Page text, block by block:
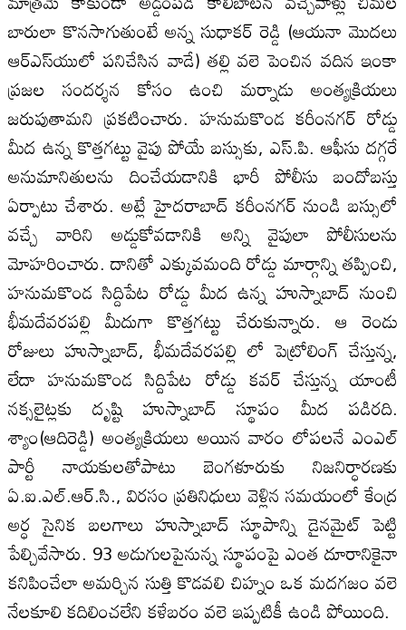
బారులా కొనసాగుతుంటే అన్న సుధాకర్‌ రెడ్డి (ఆయనా మొదలు
ఆర్‌ఎస్‌యులో పనిచేసిన వాడే) తల్లి వలె పెంచిన వదిన ఇంకా
ప్రజల సందర్శన కోసం ఉంచి మర్నాడు అంత్యక్రియలు
జరుపుతామని ప్రకటించారు. హనుమకొండ కరీంనగర్‌ రోడ్డు
మీద ఉన్న కొత్తగట్టు వైపు పోయే బస్సుకు, ఎస్‌.పి. ఆఫీసు దగ్గరే
అనుమానితులను దించేయడానికి భారీ పోలీసు బందోబస్తు
ఏర్పాటు చేశారు. అట్లే హైదరాబాద్‌ కరీంనగర్‌ నుండి బస్సులో
వచ్చే వారిని అడ్డుకోవడానికి అన్ని వైపులా పోలీసులను
మోహరించారు. దానితో ఎక్కువమంది రోడ్డు మార్గాన్ని తప్పించి,
హనుమకొండ సిద్దిపేట రోడ్డు మీద ఉన్న హుస్నాబాద్‌ నుంచి
భీమదేవరపల్లి మీదుగా కొత్తగట్టు చేరుకున్నారు. ఆ రెండు
రోజులు హుస్నాబాద్‌, భీమదేవరపల్లి లో పెట్రోలింగ్‌ చేస్తున్న,
లేదా హనుమకొండ సిద్దిపేట రోడ్డు కవర్‌ చేస్తున్న యాంటీ
నక్సలైట్లకు దృష్టి హుస్నాబాద్‌ స్థూపం మీద పడిరది.
శ్యాం(ఆదిరెడ్డి) అంత్యక్రియలు అయిన వారం లోపలనే ఎంఎల్‌
పార్టీ నాయకులతోపాటు బెంగళూరుకు నిజనిర్ధారణకు
ఏ.ఐ.ఎల్‌.ఆర్‌.సి., విరసం ప్రతినిధులు వెళ్లిన సమయంలో కేంద్ర
అర్ధ సైనిక బలగాలు హుస్నాబాద్‌ స్థూపాన్ని డైనమైట్‌ పెట్టి
పేల్చివేసారు. 93 అడుగులపైనున్న స్థూపంపై ఎంత దూరానికైనా
కనిపించేలా అమర్చిన సుత్తి కొడవలి చిహ్నం ఒక మదగజం వలె
నేలకూలి కదిలించలేని కళేబరం వలె ఇప్పటికీ ఉండి పోయింది.